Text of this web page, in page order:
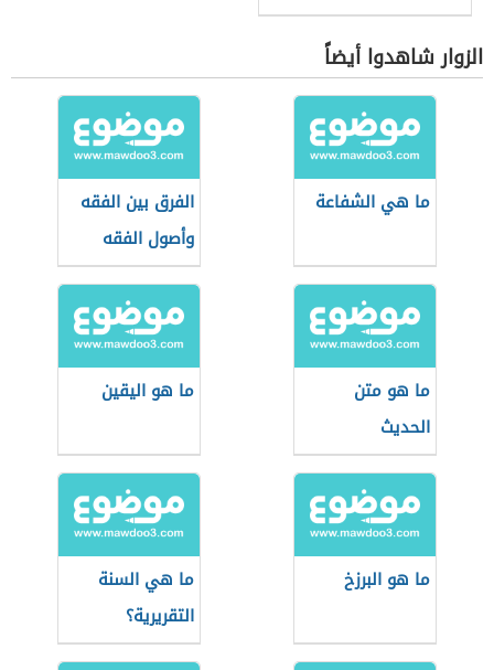
الزوار شاهدوا أيضاً
ما هي الشفاعة
الفرق بين الفقه
وأصول الفقه
ما هو متن
الحديث
ما هو اليقين
ما هو البرزخ
ما هي السنة
التقريرية؟